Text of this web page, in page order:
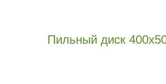
Пильный диск